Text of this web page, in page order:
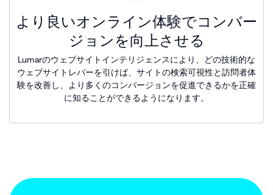
より良いオンライン体験でコンバー
ジョンを向上させる
Lumarのウェブサイトインテリジェンスにより、どの技術的な
ウェブサイトレバーを引けば、サイトの検索可視性と訪問者体
験を改善し、より多くのコンバージョンを促進できるかを正確
に知ることができるようになります。